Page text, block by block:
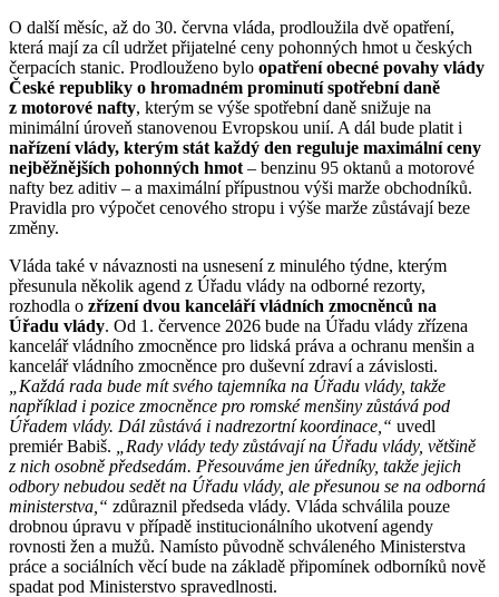
O další měsíc, až do 30. června vláda, prodloužila dvě opatření,
která mají za cíl udržet přijatelné ceny pohonných hmot u českých
čerpacích stanic. Prodlouženo bylo opatření obecné povahy vlády
České republiky o hromadném prominutí spotřební daně
z motorové nafty, kterým se výše spotřební daně snižuje na
minimální úroveň stanovenou Evropskou unií. A dál bude platit i
nařízení vlády, kterým stát každý den reguluje maximální ceny
nejběžnějších pohonných hmot – benzinu 95 oktanů a motorové
nafty bez aditiv – a maximální přípustnou výši marže obchodníků.
Pravidla pro výpočet cenového stropu i výše marže zůstávají beze
změny.
Vláda také v návaznosti na usnesení z minulého týdne, kterým
přesunula několik agend z Úřadu vlády na odborné rezorty,
rozhodla o zřízení dvou kanceláří vládních zmocněnců na
Úřadu vlády. Od 1. července 2026 bude na Úřadu vlády zřízena
kancelář vládního zmocněnce pro lidská práva a ochranu menšin a
kancelář vládního zmocněnce pro duševní zdraví a závislosti.
„Každá rada bude mít svého tajemníka na Úřadu vlády, takže
například i pozice zmocněnce pro romské menšiny zůstává pod
Úřadem vlády. Dál zůstává i nadrezortní koordinace,“ uvedl
premiér Babiš.
„Rady vlády tedy zůstávají na Úřadu vlády, většině
z nich osobně předsedám. Přesouváme jen úředníky, takže jejich
odbory nebudou sedět na Úřadu vlády, ale přesunou se na odborná
ministerstva,“ zdůraznil předseda vlády. Vláda schválila pouze
drobnou úpravu v případě institucionálního ukotvení agendy
rovnosti žen a mužů. Namísto původně schváleného Ministerstva
práce a sociálních věcí bude na základě připomínek odborníků nově
spadat pod Ministerstvo spravedlnosti.